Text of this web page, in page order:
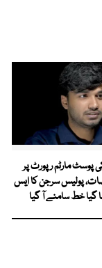
پوسٹ مارٹم رپورٹ پر
پولیس سرجن کا ایس
گیا خط سامنے آ گیا